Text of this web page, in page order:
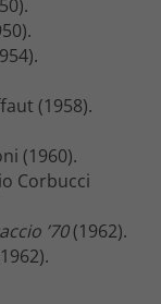
(1958).
(1960).
Corbucci
’70(1962).